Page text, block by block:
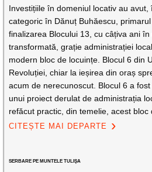
Investițiile în domeniul locativ au
categoric în Dănuț Buhăescu,
finalizarea Blocului 13, cu câțiva ani în
transformată, grație administrației
modern bloc de locuințe. Blocul 6 din
Revoluției, chiar la ieșirea din oraș
acum de nerecunoscut. Blocul 6 a
unui proiect derulat de administrația
refăcut practic, din temelie, acest bloc
CITEȘTE MAI DEPARTE
SERBARE PE MUNTELE TULIŞA